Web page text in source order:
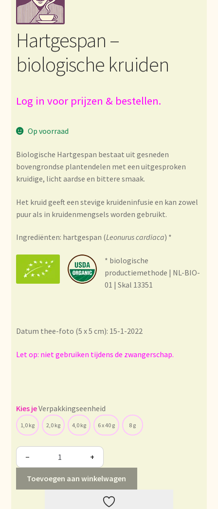
Bezahlung und Rabatte
Bienvenue dans notre commerce de gros de thé !
Bio-Zertifikate
Certificats biologiques
Condiciones generales
Contact
Contacto
Declaración de privacidad
Déclaration de confidentialité
Devoluciones y garantía
Hartgespan –
biologische kruiden
Log in voor prijzen & bestellen.
Op voorraad
Biologische Hartgespan bestaat uit gesneden
bovengrondse plantendelen met een uitgesproken
kruidige, licht aardse en bittere smaak.
Het kruid geeft een stevige kruideninfusie en kan zowel
puur als in kruidenmengsels worden gebruikt.
Ingrediënten: hartgespan (Leonurus cardiaca) *
* biologische
productiemethode | NL-BIO-
01 | Skal 13351
Datum thee-foto (5 x 5 cm): 15-1-2022
Let op: niet gebruiken tijdens de zwangerschap.
Verpakkingseenheid
1,0 kg 2,0 kg 4,0 kg 6 x 40 g 8 g
− +
Toevoegen aan winkelwagen